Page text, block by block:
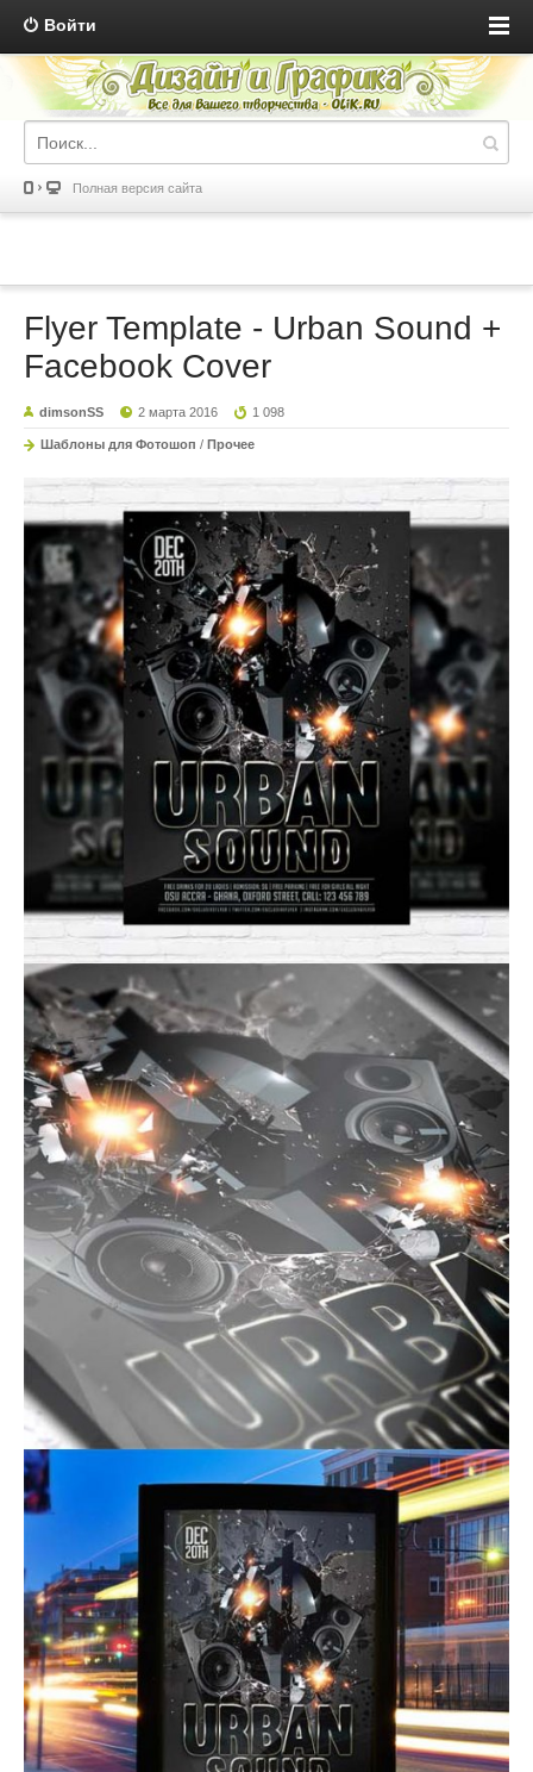
Войти
Полная версия сайта
Flyer Template - Urban Sound +
Facebook Cover
dimsonSS 2 марта 2016 1 098
Шаблоны для Фотошоп / Прочее